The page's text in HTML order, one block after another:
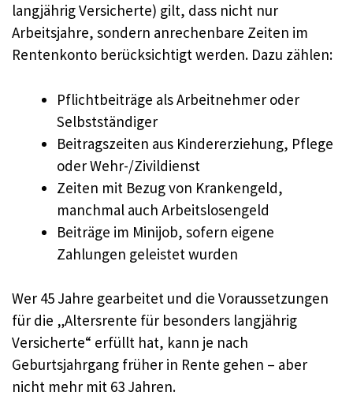
langjährig Versicherte) gilt, dass nicht nur
Arbeitsjahre, sondern anrechenbare Zeiten im
Rentenkonto berücksichtigt werden. Dazu zählen:
Pflichtbeiträge als Arbeitnehmer oder
Selbstständiger
Beitragszeiten aus Kindererziehung, Pflege
oder Wehr-/Zivildienst
Zeiten mit Bezug von Krankengeld,
manchmal auch Arbeitslosengeld
Beiträge im Minijob, sofern eigene
Zahlungen geleistet wurden
Wer 45 Jahre gearbeitet und die Voraussetzungen
für die „Altersrente für besonders langjährig
Versicherte“ erfüllt hat, kann je nach
Geburtsjahrgang früher in Rente gehen – aber
nicht mehr mit 63 Jahren.